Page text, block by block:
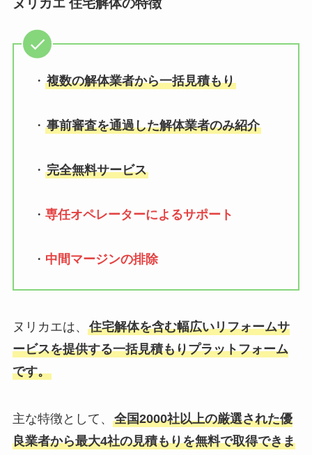
・ 複数の解体業者から一括見積もり
・ 事前審査を通過した解体業者のみ紹介
・ 完全無料サービス
・ 専任オペレーターによるサポート
・ 中間マージンの排除
ヌリカエは、 住宅解体を含む幅広いリフォームサ
ービスを提供する一括見積もりプラットフォーム
です。
主な特徴として、 全国2000社以上の厳選された優
良業者から最大4社の見積もりを無料で取得できま